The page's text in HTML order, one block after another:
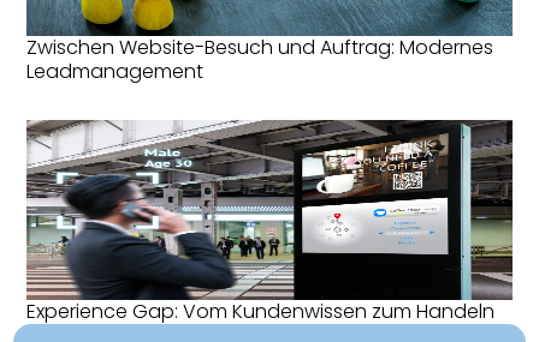
Zwischen Website-Besuch und Auftrag: Modernes
Leadmanagement
Experience Gap: Vom Kundenwissen zum Handeln